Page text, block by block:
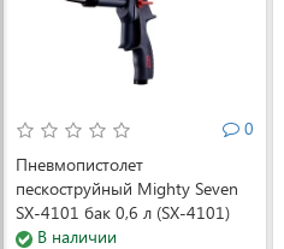
0
Пневмопистолет
пескоструйный Mighty Seven
SX-4101 бак 0,6 л (SX-4101)
В наличии